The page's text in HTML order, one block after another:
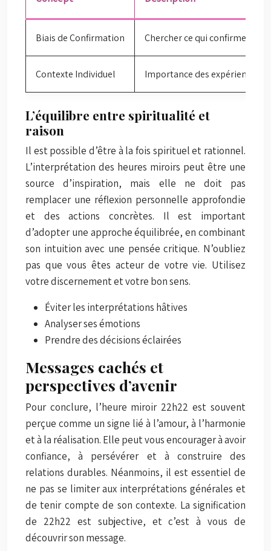
Biais de Confirmation Chercher ce qui confirme nos
Contexte Individuel Importance des expériences.
L’équilibre entre spiritualité et
raison
Il est possible d’être à la fois spirituel et rationnel.
L’interprétation des heures miroirs peut être une
source d’inspiration, mais elle ne doit pas
remplacer une réflexion personnelle approfondie
et des actions concrètes. Il est important
d’adopter une approche équilibrée, en combinant
son intuition avec une pensée critique. N’oubliez
pas que vous êtes acteur de votre vie. Utilisez
votre discernement et votre bon sens.
Éviter les interprétations hâtives
Analyser ses émotions
Prendre des décisions éclairées
Messages cachés et
perspectives d’avenir
Pour conclure, l’heure miroir 22h22 est souvent
perçue comme un signe lié à l’amour, à l’harmonie
et à la réalisation. Elle peut vous encourager à avoir
confiance, à persévérer et à construire des
relations durables. Néanmoins, il est essentiel de
ne pas se limiter aux interprétations générales et
de tenir compte de son contexte. La signification
de 22h22 est subjective, et c’est à vous de
découvrir son message.